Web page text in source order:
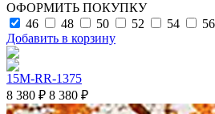
ОФОРМИТЬ ПОКУПКУ
46
48 50 52 54 56
Добавить в корзину
15M-RR-1375
8 380 ₽ 8 380 ₽